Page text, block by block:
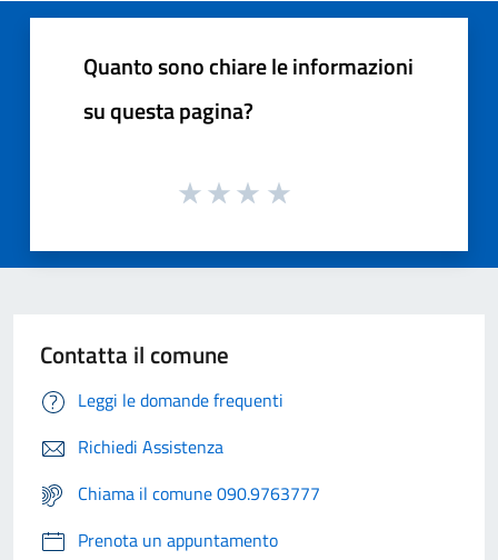
Quanto sono chiare le informazioni
su questa pagina?
Contatta il comune
Leggi le domande frequenti
Richiedi Assistenza
Chiama il comune 090.9763777
Prenota un appuntamento